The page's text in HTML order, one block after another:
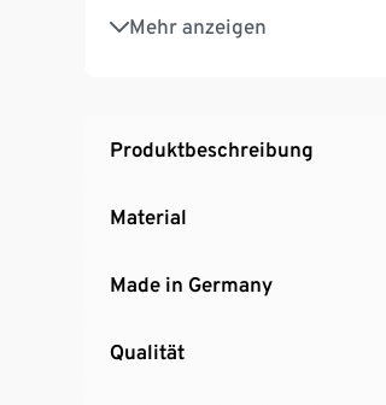
Mehr anzeigen
Exklusiv für Tchibo
MADE IN GERMANY
Produktbeschreibung
Material
Made in Germany
Qualität